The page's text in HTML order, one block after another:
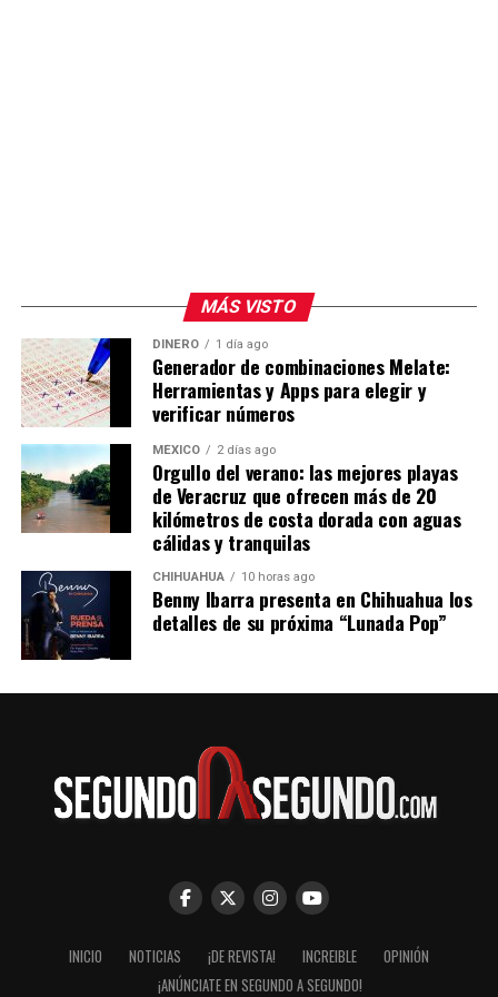
MÁS VISTO
DINERO 1 día ago
Generador de combinaciones Melate:
Herramientas y Apps para elegir y
verificar números
MÉXICO 2 días ago
Orgullo del verano: las mejores playas
de Veracruz que ofrecen más de 20
kilómetros de costa dorada con aguas
cálidas y tranquilas
CHIHUAHUA 10 horas ago
Benny Ibarra presenta en Chihuahua los
detalles de su próxima “Lunada Pop”
INICIO NOTICIAS ¡DE REVISTA! INCREIBLE
OPINIÓN
¡ANÚNCIATE EN SEGUNDO A SEGUNDO!